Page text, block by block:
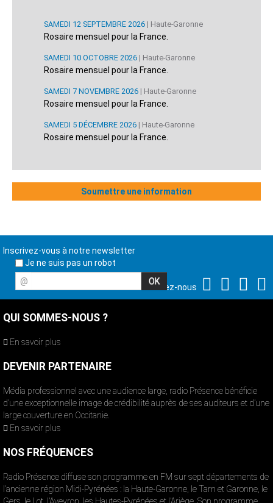
SAMEDI 12 SEPTEMBRE 2026 | Haute-Garonne
Rosaire mensuel pour la France.
SAMEDI 10 OCTOBRE 2026 | Haute-Garonne
Rosaire mensuel pour la France.
SAMEDI 7 NOVEMBRE 2026 | Haute-Garonne
Rosaire mensuel pour la France.
SAMEDI 5 DÉCEMBRE 2026 | Haute-Garonne
Rosaire mensuel pour la France.
Soumettre une information
Inscrivez-vous à notre newsletter
Je ne suis pas un robot
@
Suivez-nous
QUI SOMMES-NOUS ?
En savoir plus
DEVENIR PARTENAIRE
Média professionnel avec une audience large, radio Présence bénéficie
d’une exceptionnelle image de crédibilité auprès de ses auditeurs et d’une
large couverture en Occitanie.
En savoir plus
NOS FRÉQUENCES
Radio Présence diffuse son programme en FM sur sept départements de
l’ancienne région Midi-Pyrénées : la Haute-Garonne, le Tarn et Garonne, le